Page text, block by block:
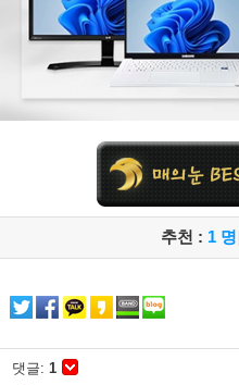
추천 : 1 명
댓글: 1